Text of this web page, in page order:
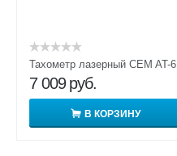
Тахометр лазерный CEM AT-6
7 009 руб.
В КОРЗИНУ